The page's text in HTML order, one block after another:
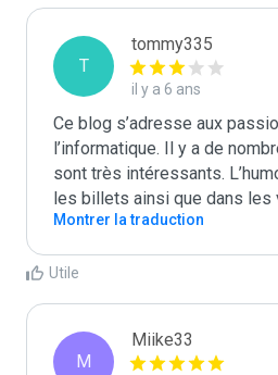
T
tommy335
il y a 6 ans
Ce blog s’adresse aux
l’informatique. Il y a de
sont très intéressants.
les billets ainsi que dans les
Montrer la traduction
Utile
M
Miike33